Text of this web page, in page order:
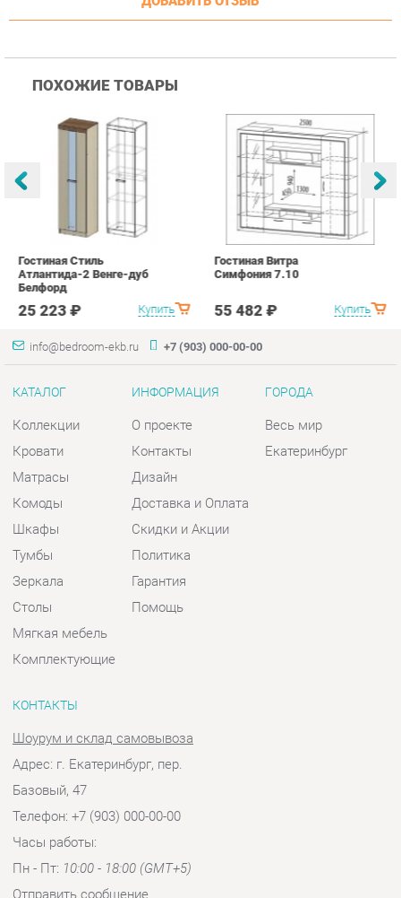
Атлантида-2 Венге-дуб
25 223 ₽ Купить
Гостиная Витра
Симфония 7.10
55 482 ₽
info@bedroom-ekb.ru +7 (903) 000-00-00
КАТАЛОГ
Матрасы
Шкафы
Тумбы
Зеркала
Столы
Мягкая мебель
Комплектующие
ИНФОРМАЦИЯ
О проекте
Дизайн
Скидки и Акции
Политика
Гарантия
Помощь
ГОРОДА
Шоурум и склад самовывоза
Адрес: г. Екатеринбург, пер.
Часы работы:
Отправить сообщение